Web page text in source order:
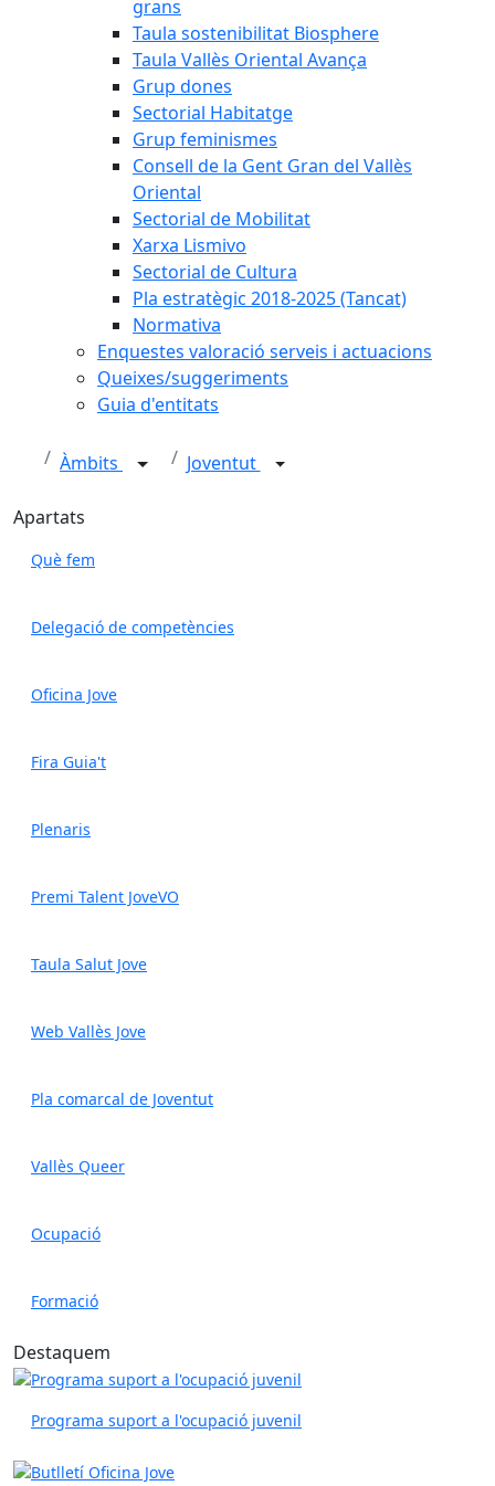
grans
Taula sostenibilitat Biosphere
Taula Vallès Oriental Avança
Grup dones
Sectorial Habitatge
Grup feminismes
Consell de la Gent Gran del Vallès
Oriental
Sectorial de Mobilitat
Xarxa Lismivo
Sectorial de Cultura
Pla estratègic 2018-2025 (Tancat)
Normativa
Enquestes valoració serveis i actuacions
Queixes/suggeriments
Guia d'entitats
Àmbits Joventut
Apartats
Què fem
Delegació de competències
Oficina Jove
Fira Guia't
Plenaris
Premi Talent JoveVO
Taula Salut Jove
Web Vallès Jove
Pla comarcal de Joventut
Vallès Queer
Ocupació
Formació
Destaquem
Programa suport a l'ocupació juvenil